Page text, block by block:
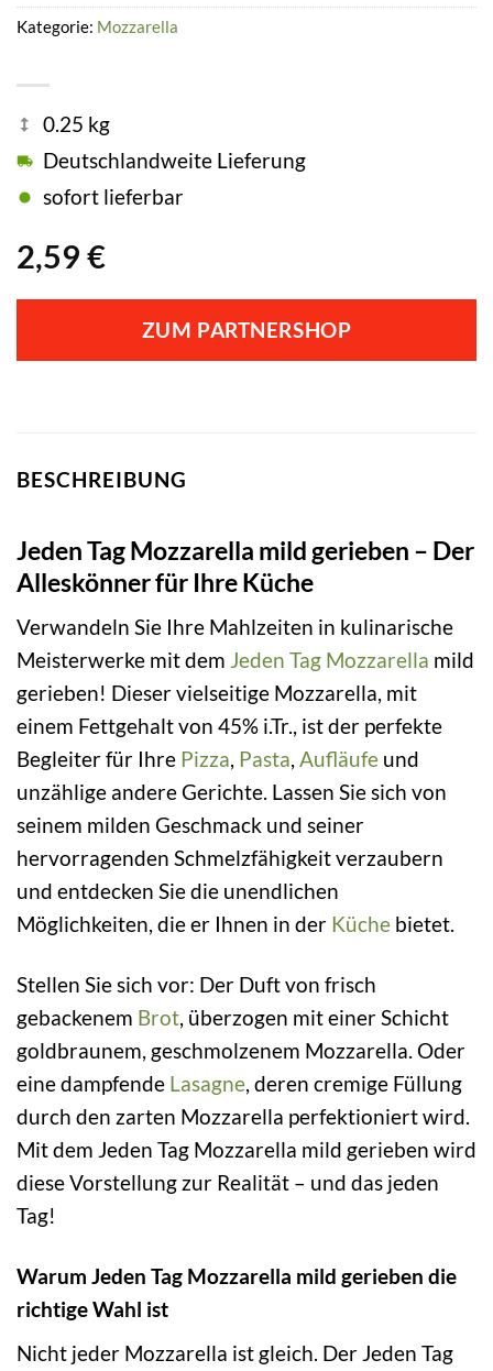
2,59 €
0.25 kg
Deutschlandweite Lieferung
sofort lieferbar
ZUM PARTNERSHOP
Kategorie: Mozzarella
BESCHREIBUNG
Jeden Tag Mozzarella mild gerieben – Der
Alleskönner für Ihre Küche
Verwandeln Sie Ihre Mahlzeiten in kulinarische
Meisterwerke mit dem Jeden Tag Mozzarella mild
gerieben! Dieser vielseitige Mozzarella, mit
einem Fettgehalt von 45% i.Tr., ist der perfekte
Begleiter für Ihre Pizza, Pasta, Aufläufe und
unzählige andere Gerichte. Lassen Sie sich von
seinem milden Geschmack und seiner
hervorragenden Schmelzfähigkeit verzaubern
und entdecken Sie die unendlichen
Möglichkeiten, die er Ihnen in der Küche bietet.
Stellen Sie sich vor: Der Duft von frisch
gebackenem Brot, überzogen mit einer Schicht
goldbraunem, geschmolzenem Mozzarella. Oder
eine dampfende Lasagne, deren cremige Füllung
durch den zarten Mozzarella perfektioniert wird.
Mit dem Jeden Tag Mozzarella mild gerieben wird
diese Vorstellung zur Realität – und das jeden
Tag!
Warum Jeden Tag Mozzarella mild gerieben die
richtige Wahl ist
Nicht jeder Mozzarella ist gleich. Der Jeden Tag